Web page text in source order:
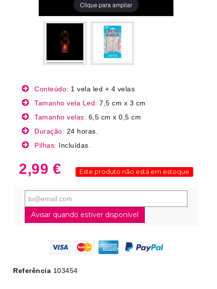
Clique para ampliar
Conteúdo: 1 vela led + 4 velas
Tamanho vela Led: 7,5 cm x 3 cm
Tamanho velas: 6,5 cm x 0,5 cm
Duração: 24 horas.
Pilhas: Incluídas.
2,99 € Este produto não está em estoque
Avisar quando estiver disponível
Referência 103454